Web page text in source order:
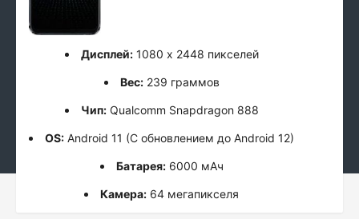
Дисплей:1080 x 2448 пикселей
Вес:239 граммов
Чип:Qualcomm Snapdragon 888
OS: Android 11 (С обновлением до Android 12)
Батарея:6000 мАч
Камера: 64 мегапикселя